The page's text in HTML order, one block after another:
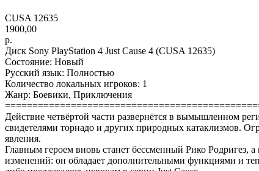
CUSA 12635
1900,00
р.
Диск Sony PlayStation 4 Just Cause 4 (CUSA 12635)
Состояние: Новый
Русский язык: Полностью
Количество локальных игроков: 1
Жанр: Боевики, Приключения
Действие четвёртой части развернётся в вымышленном
свидетелями торнадо и других природных катаклизмов.
явления.
Главным героем вновь станет бессменный Рико Родригез,
изменений: он обладает дополнительными функциями и